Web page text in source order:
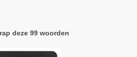
deze 99 woorden